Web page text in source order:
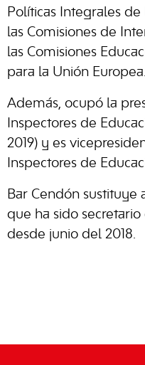
Políticas Integrales
las Comisiones de
las Comisiones
para la Unión Europea.
Además, ocupó la
Inspectores de
2019) y es
Inspectores de
Bar Cendón sustituye
que ha sido
desde junio del 2018.